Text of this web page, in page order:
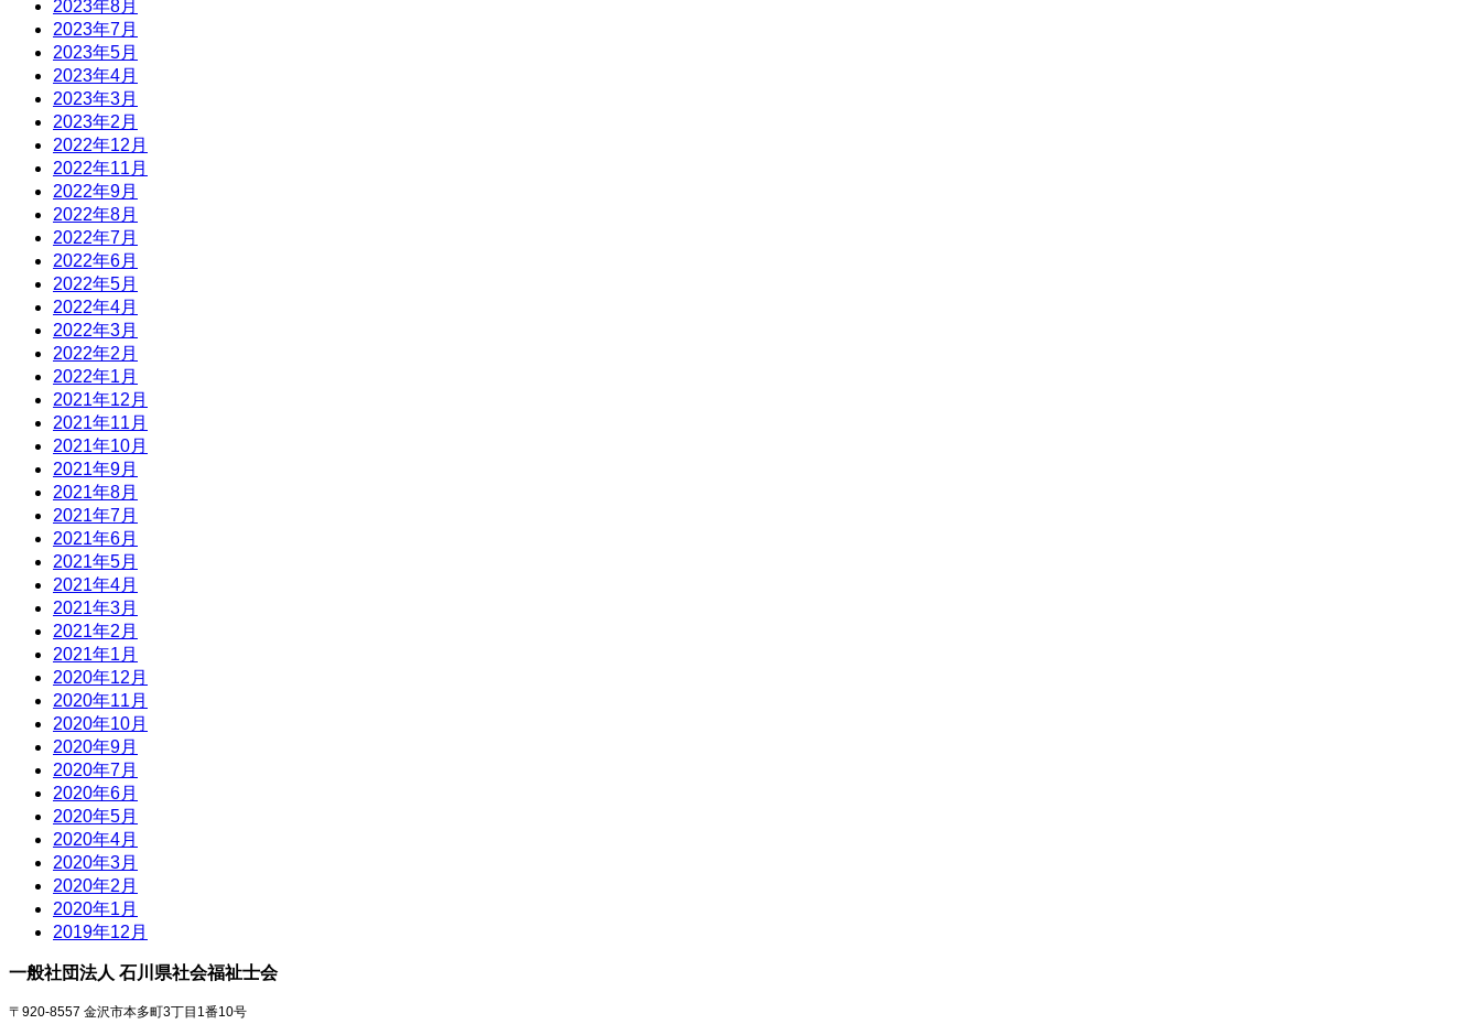
2023年8月
2023年7月
2023年5月
2023年4月
2023年3月
2023年2月
2022年12月
2022年11月
2022年9月
2022年8月
2022年7月
2022年6月
2022年5月
2022年4月
2022年3月
2022年2月
2022年1月
2021年12月
2021年11月
2021年10月
2021年9月
2021年8月
2021年7月
2021年6月
2021年5月
2021年4月
2021年3月
2021年2月
2021年1月
2020年12月
2020年11月
2020年10月
2020年9月
2020年7月
2020年6月
2020年5月
2020年4月
2020年3月
2020年2月
2020年1月
2019年12月
一般社団法人 石川県社会福祉士会
〒920-8557 金沢市本多町3丁目1番10号